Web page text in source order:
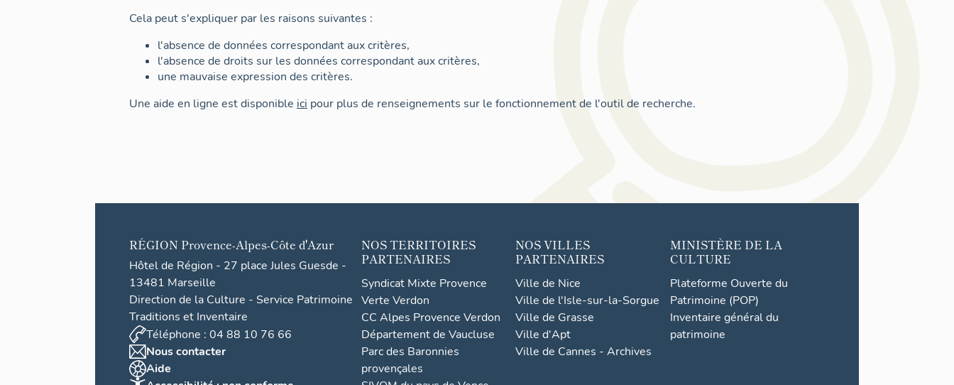
Cela peut s'expliquer par les raisons suivantes :
l'absence de données correspondant aux critères,
l'absence de droits sur les données correspondant aux critères,
une mauvaise expression des critères.
Une aide en ligne est disponible ici pour plus de renseignements sur le fonctionnement de l'outil de recherche.
RÉGION Provence-Alpes-Côte d'Azur
Hôtel de Région - 27 place Jules Guesde -
13481 Marseille
Direction de la Culture - Service Patrimoine
Traditions et Inventaire
Téléphone : 04 88 10 76 66
Nous contacter
Aide
NOS TERRITOIRES
PARTENAIRES
Syndicat Mixte Provence
Verte Verdon
CC Alpes Provence Verdon
Département de Vaucluse
Parc des Baronnies
provençales
NOS VILLES
PARTENAIRES
Ville de Nice
Ville de l'Isle-sur-la-Sorgue
Ville de Grasse
Ville d'Apt
Ville de Cannes - Archives
MINISTÈRE DE LA
CULTURE
Plateforme Ouverte du
Patrimoine (POP)
Inventaire général du
patrimoine